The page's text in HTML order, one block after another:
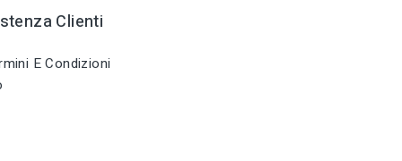
Clienti
E Condizioni